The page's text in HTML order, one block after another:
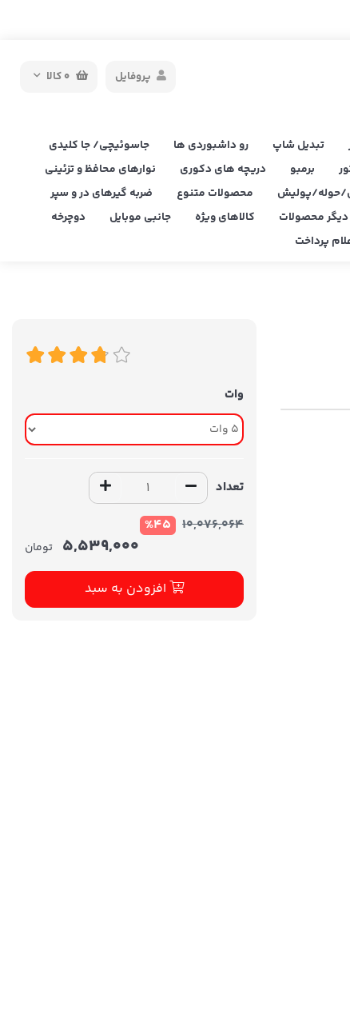
0کالا پروفایل
تبدیل شاپ رو داشبوردی ها
جاسوئیچی/ جا کلیدی
برمبو دریچه های دکوری
نوارهای محافظ و تزئینی
حوله/پولیش محصولات متنوع
ضربه گیرهای در و سپر
دیگر محصولات کالاهای ویژه جانبی موبایل
دوچرخه
پرداخت
وات
تعداد
10,076,064
%45
5,539,000 تومان
افزودن به سبد